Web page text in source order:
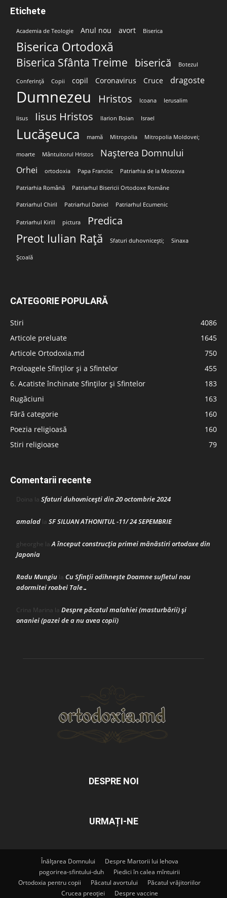
Etichete
Academia de Teologie Anul nou avort Biserica
Biserica Ortodoxă
Biserica Sfânta Treime biserică Botezul
Conferință Copii copil Coronavirus Cruce dragoste
Dumnezeu Hristos Icoana Ierusalim
Iisus Iisus Hristos Ilarion Boian Israel
Lucășeuca mamă Mitropolia Mitropolia Moldovei;
moarte Mântuitorul Hristos Nașterea Domnului
Orhei ortodoxia Papa Francisc Patriarhia de la Moscova
Patriarhia Română Patriarhul Bisericii Ortodoxe Române
Patriarhul Chiril Patriarhul Daniel Patriarhul Ecumenic
Patriarhul Kirill pictura Predica
Preot Iulian Rață Sfaturi duhovnicești; Sinaxa
Școală
CATEGORIE POPULARĂ
Stiri
4086
Articole preluate
1645
Articole Ortodoxia.md
750
Proloagele Sfinților și a Sfintelor
455
6. Acatiste închinate Sfinților și Sfintelor
183
Rugăciuni
163
Fără categorie
160
Poezia religioasă
160
Stiri religioase
79
Comentarii recente
Doina la Sfaturi duhovnicești din 20 octombrie 2024
amalad la SF SILUAN ATHONITUL -11/ 24 SEPEMBRIE
gheorghe laA început construcţia primei mănăstiri ortodoxe din
Japonia
Radu Mungiu la Cu Sfinții odihnește Doamne sufletul nou
adormitei roabei Tale…
Crina Marina la Despre păcatul malahiei (masturbării) şi
onaniei (pazei de a nu avea copii)
DESPRE NOI
URMAȚI-NE
Înălțarea Domnului
Despre Martorii lui Iehova
pogorirea-sfintului-duh
Piedici în calea mîntuirii
Ortodoxia pentru copii
Păcatul avortului
Păcatul vrăjitoriilor
Crucea preoției
Despre vaccine